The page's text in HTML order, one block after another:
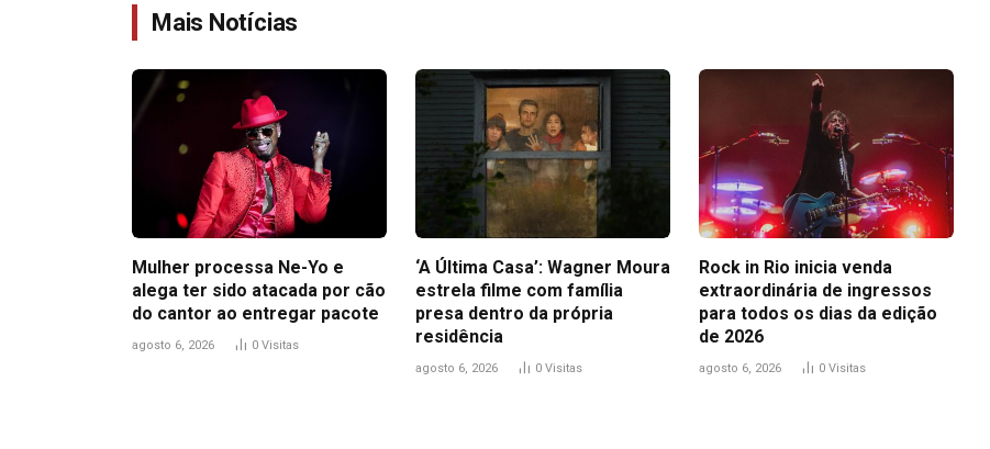
Mais Notícias
Mulher processa Ne-Yo e
alega ter sido atacada por cão
do cantor ao entregar pacote
agosto 6, 2026 0 Visitas
‘A Última Casa’: Wagner Moura
estrela filme com família
presa dentro da própria
residência
agosto 6, 2026 0 Visitas
Rock in Rio inicia venda
extraordinária de ingressos
para todos os dias da edição
de 2026
agosto 6, 2026 0 Visitas